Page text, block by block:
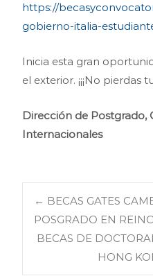
https://
gobierno-italia-
Inicia esta gran
el exterior. ¡¡¡No pierdas
Dirección de Postgrado,
Internacionales
de
← BECAS GATES
POSGRADO EN
BECAS DE
HONG